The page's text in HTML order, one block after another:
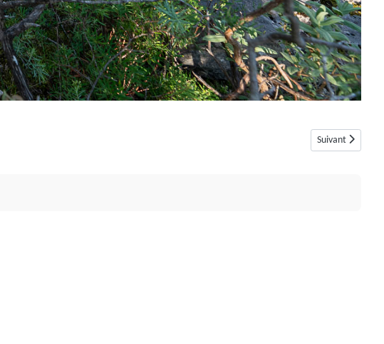
Article suivant :
Suivant